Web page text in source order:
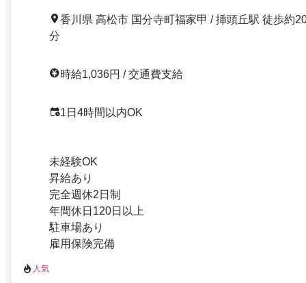
香川県 高松市 国分寺町福家甲 / 挿頭丘駅 徒歩約
分
時給1,036円 / 交通費支給
1日4時間以内OK
未経験OK
昇給あり
完全週休2日制
年間休日120日以上
駐車場あり
雇用保険完備
人気